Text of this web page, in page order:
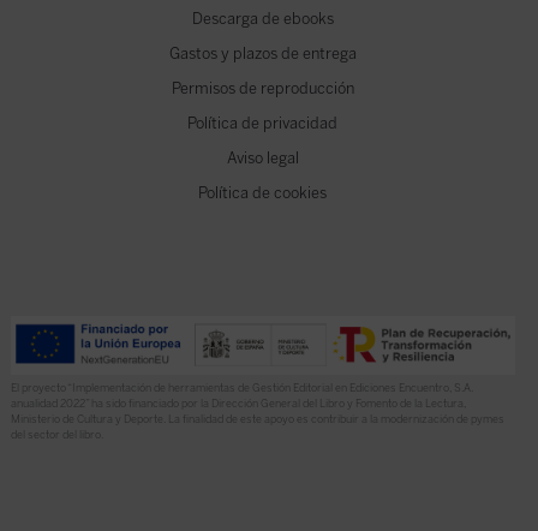
Descarga de ebooks
Gastos y plazos de entrega
Permisos de reproducción
Política de privacidad
Aviso legal
Política de cookies
El proyecto “Implementación de herramientas de Gestión Editorial en Ediciones Encuentro, S.A.
anualidad 2022” ha sido financiado por la Dirección General del Libro y Fomento de la Lectura,
Ministerio de Cultura y Deporte. La finalidad de este apoyo es contribuir a la modernización de pymes
del sector del libro.